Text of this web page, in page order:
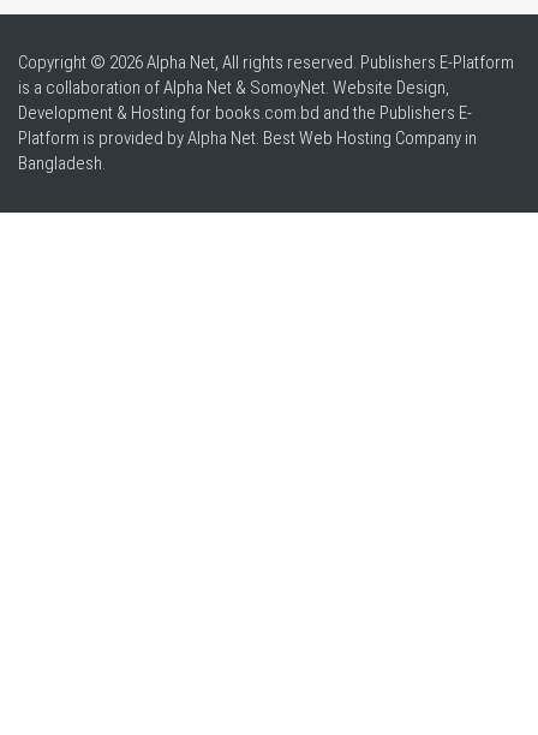
Copyright © 2026 Alpha Net, All rights reserved. Publishers E-Platform
is a collaboration of Alpha Net & SomoyNet. Website Design,
Development & Hosting for books.com.bd and the Publishers E-
Platform is provided by Alpha Net. BestWeb Hosting Company in
Bangladesh.